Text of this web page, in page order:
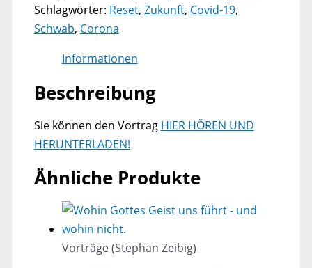
Schlagwörter: Reset, Zukunft, Covid-19,
Schwab, Corona
Informationen
Beschreibung
Sie können den Vortrag HIER HÖREN UND
HERUNTERLADEN!
Ähnliche Produkte
Vorträge (Stephan Zeibig)